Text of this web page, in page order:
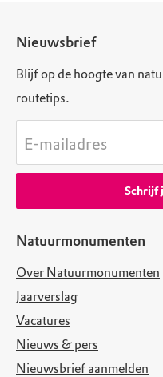
Natuurmonumenten
Over Natuurmonumenten
Jaarverslag
Vacatures
Nieuws & pers
Nieuwsbrief aanmelden
Nieuwsbrief
Blijf op de hoogte van
routetips.
E-mailadres
Schrijf